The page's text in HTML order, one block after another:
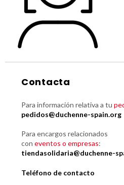
Contacta
Para información relativa a tu
pedidos@duchenne-spain.org
Para encargos relacionados
con eventos o empresas:
tiendasolidaria@duchenne-
Teléfono de contacto